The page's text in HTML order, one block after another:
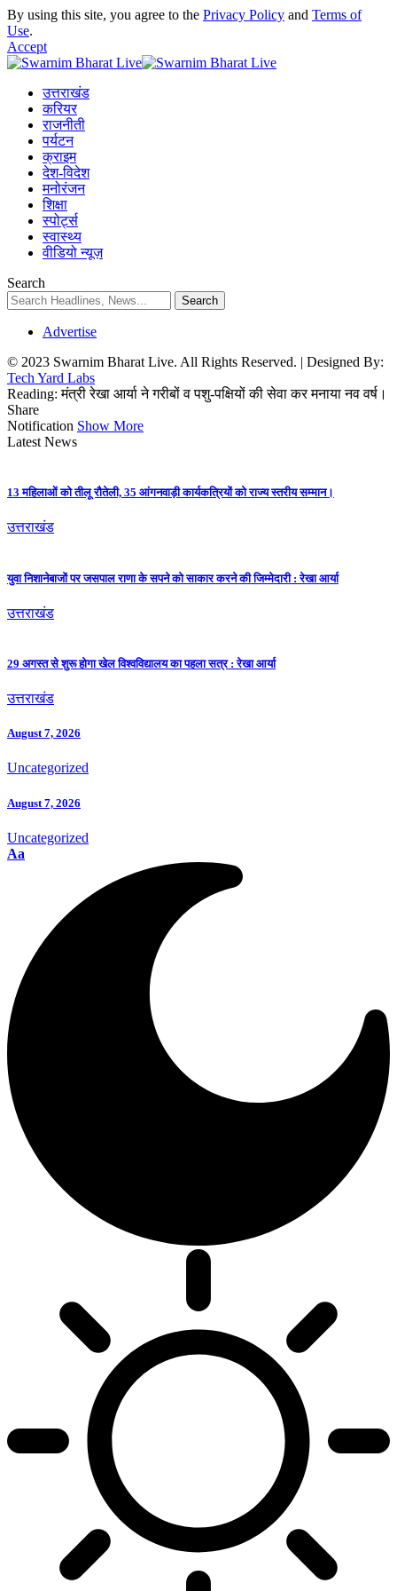
By using this site, you agree to the Privacy Policy and Terms of
Use.
Accept
उत्तराखंड
करियर
राजनीती
पर्यटन
क्राइम
देश-विदेश
मनोरंजन
शिक्षा
स्पोर्ट्स
स्वास्थ्य
वीडियो न्यूज़
Search
Advertise
© 2023 Swarnim Bharat Live. All Rights Reserved. | Designed By:
Tech Yard Labs
Reading: मंत्री रेखा आर्या ने गरीबों व पशु-पक्षियों की सेवा कर मनाया नव वर्ष।
Share
Notification Show More
Latest News
13 महिलाओं को तीलू रौतेली, 35 आंगनवाड़ी कार्यकत्रियों को राज्य स्तरीय सम्मान।
उत्तराखंड
युवा निशानेबाजों पर जसपाल राणा के सपने को साकार करने की जिम्मेदारी : रेखा आर्या
उत्तराखंड
29 अगस्त से शुरू होगा खेल विश्वविद्यालय का पहला सत्र : रेखा आर्या
उत्तराखंड
August 7, 2026
Uncategorized
August 7, 2026
Uncategorized
Aa